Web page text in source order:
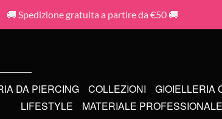
🚚 Spedizione gratuita a partire da €50 🚚
DA PIERCING COLLEZIONI GIOIELLERIA
LIFESTYLE
MATERIALE PROFESSIONALE